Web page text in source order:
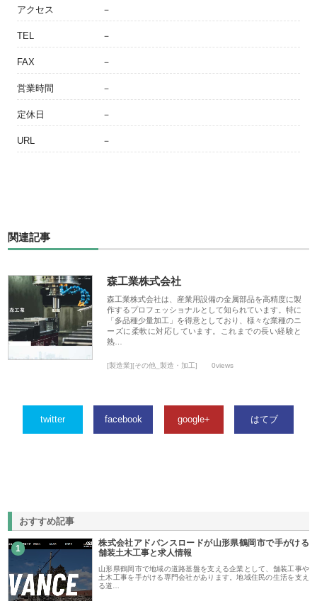
アクセス －
TEL －
FAX －
営業時間 －
定休日 －
URL －
関連記事
森工業株式会社
森工業株式会社は、産業用設備の金属部品を高精度に製
作するプロフェッショナルとして知られています。特に
「多品種少量加工」を得意としており、様々な業種のニ
ーズに柔軟に対応しています。これまでの長い経験と
熟…
[製造業][その他_製造・加工] 0views
twitter facebook google+ はてブ
おすすめ記事
1
株式会社アドバンスロードが山形県鶴岡市で手がける
舗装土木工事と求人情報
山形県鶴岡市で地域の道路基盤を支える企業として、舗装工事や
土木工事を手がける専門会社があります。地域住民の生活を支え
る道…